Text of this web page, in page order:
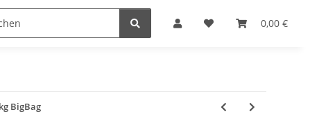
0,00 €
& Ölen Einfach machen
BigBag